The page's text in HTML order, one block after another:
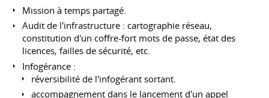
Mission à temps partagé.
Audit de l'infrastructure : cartographie réseau,
constitution d'un coffre-fort mots de passe, état des
licences, failles de sécurité, etc.
Infogérance :
réversibilité de l'infogérant sortant.
accompagnement dans le lancement d'un appel